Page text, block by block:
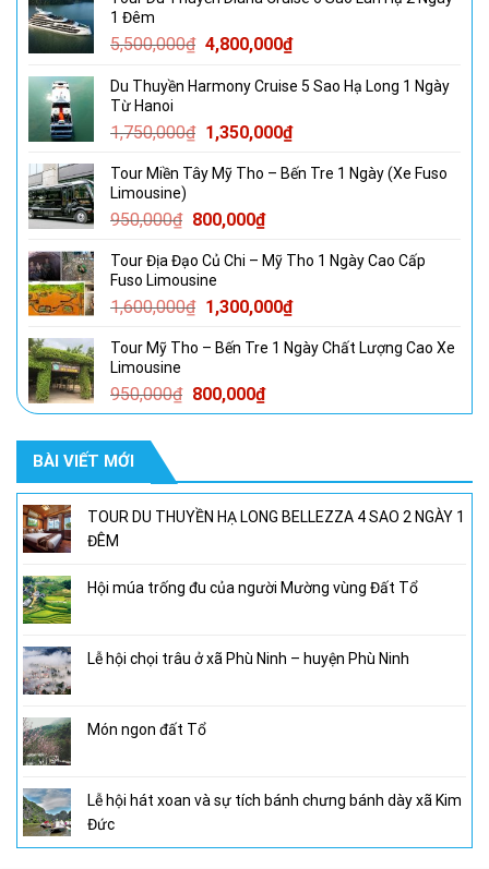
1 Đêm
5,500,000₫ Giá
là:
4,800,000₫Giá
tại
4,800,000₫.
Du Thuyền Harmony Cruise 5 Sao Hạ Long 1 Ngày
Từ Hanoi
1,750,000₫ Giá
là:
1,350,000₫Giá
tại
Tour Miền Tây Mỹ Tho – Bến Tre 1 Ngày (Xe Fuso
Limousine)
950,000₫ Giá
là:
950,000₫.
800,000₫Giá
tại
800,000₫.
Tour Địa Đạo Củ Chi – Mỹ Tho 1 Ngày Cao Cấp
Fuso Limousine
1,600,000₫ Giá
là:
1,300,000₫Giá
tại
Tour Mỹ Tho – Bến Tre 1 Ngày Chất Lượng Cao Xe
Limousine
950,000₫ Giá
gốc
800,000₫Giá
hiện
800,000₫.
BÀI VIẾT MỚI
TOUR DU THUYỀN HẠ LONG BELLEZZA 4 SAO 2 NGÀY 1
ĐÊM
Hội múa trống đu của người Mường vùng Đất Tổ
Lễ hội chọi trâu ở xã Phù Ninh – huyện Phù Ninh
Món ngon đất Tổ
Lễ hội hát xoan và sự tích bánh chưng bánh dày xã Kim
Đức